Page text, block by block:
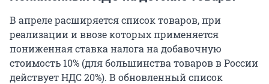
В апреле расширяется список товаров, при
реализации и ввозе которых применяется
пониженная ставка налога на добавочную
стоимость 10% (для большинства товаров в России
действует НДС 20%). В обновленный список